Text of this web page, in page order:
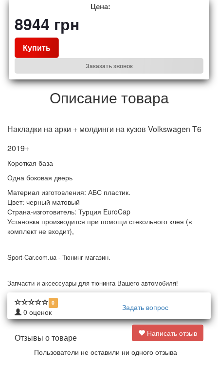
Цена:
8944 грн
Купить
Заказать звонок
Описание товара
Накладки на арки + молдинги на кузов Volkswagen T6
2019+
Короткая база
Одна боковая дверь
Материал изготовления: АБС пластик.
Цвет: черный матовый
Страна-изготовитель: Турция EuroCap
Установка производится при помощи стекольного клея (в
комплект не входит),
Sport-Car.com.ua - Тюнинг магазин.
Запчасти и аксессуары для тюнинга Вашего автомобиля!
0
0 оценок Задать вопрос
Отзывы о товаре
Написать отзыв
Пользователи не оставили ни одного отзыва